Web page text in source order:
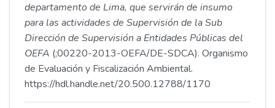
departamento de Lima, que servirán de insumo
para las actividades de Supervisión de la Sub
Dirección de Supervisión a Entidades Públicas del
OEFA (;00220-2013-OEFA/DE-SDCA). Organismo
de Evaluación y Fiscalización Ambiental.
https://hdl.handle.net/20.500.12788/1170